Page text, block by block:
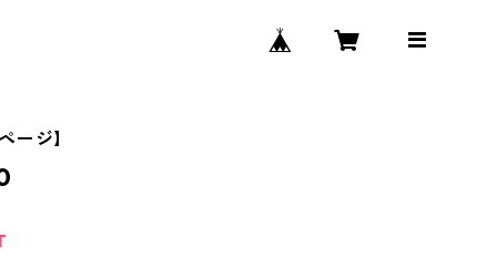
ージ】